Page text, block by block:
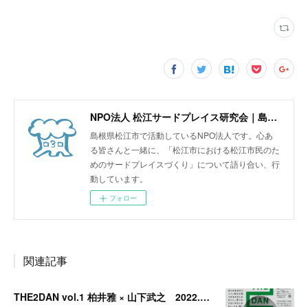
NPO法人 松江サードプレイス研究会｜島根県松江市
島根県松江市で活動しているNPO法人です。心あ
る皆さんと一緒に、「松江市における松江市民のた
めのサードプレイスづくり」について語り合い、行
動しています。
フォロー
関連記事
THE2DAN vol.1 柏井雅 × 山下武之 2022.9.20開催